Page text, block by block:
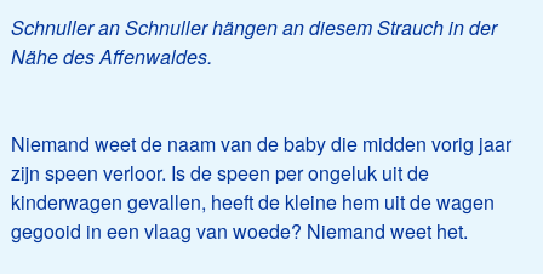
Schnuller an Schnuller hängen an diesem Strauch in der
Nähe des Affenwaldes.
Niemand weet de naam van de baby die midden vorig jaar
zijn speen verloor. Is de speen per ongeluk uit de
kinderwagen gevallen, heeft de kleine hem uit de wagen
gegooid in een vlaag van woede? Niemand weet het.